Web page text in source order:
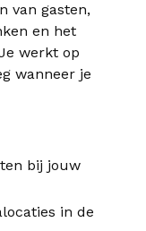
van gasten,
en het
werkt op
wanneer je
bij jouw
in de